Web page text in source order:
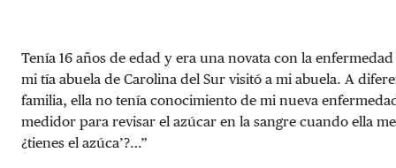
Tenía 16 años de edad y era una novata con la
mi tía abuela de Carolina del Sur visitó a mi abuela. A
familia, ella no tenía conocimiento de mi nueva
medidor para revisar el azúcar en la sangre cuando ella
¿tienes el azúca’?…”